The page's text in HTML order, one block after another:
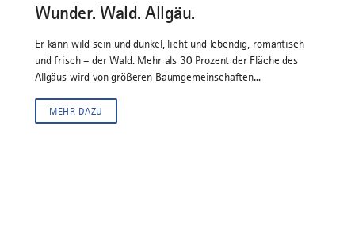
Wunder. Wald. Allgäu.
Er kann wild sein und dunkel, licht und lebendig, romantisch
und frisch – der Wald. Mehr als 30 Prozent der Fläche des
Allgäus wird von größeren Baumgemeinschaften...
MEHR DAZU